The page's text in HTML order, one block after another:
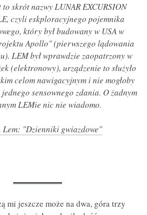
skrót nazwy LUNAR EXCURSION
czyli eskploracyjnego pojemnika
który był budowany w USA w
Apollo" (pierwszego lądowania
LEM był wprawdzie zaopatrzony w
(elektronowy), urządzenie to służyło
celom nawigacyjnym i nie mogłoby
sensownego zdania. O żadnym
LEMie nic nie wiadomo.
Lem: "Dzienniki gwiazdowe"
mi jeszcze może na dwa, góra trzy